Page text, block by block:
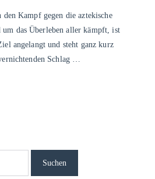
Kampf gegen die aztekische
das Überleben aller kämpft, ist
angelangt und steht ganz kurz
Schlag …
Suchen